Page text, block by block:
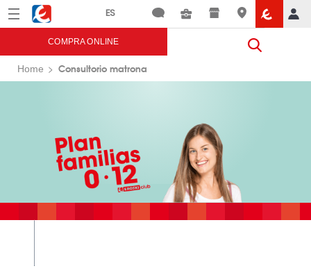
Menú Eroski
COMPRA ONLINE
Home Consultorio matrona